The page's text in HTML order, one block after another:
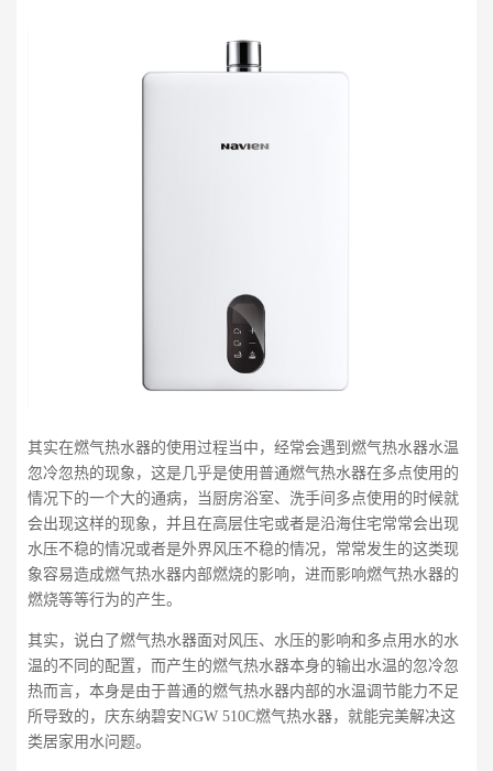
其实在燃气热水器的使用过程当中，经常会遇到燃气热水器水温
忽冷忽热的现象，这是几乎是使用普通燃气热水器在多点使用的
情况下的一个大的通病，当厨房浴室、洗手间多点使用的时候就
会出现这样的现象，并且在高层住宅或者是沿海住宅常常会出现
水压不稳的情况或者是外界风压不稳的情况，常常发生的这类现
象容易造成燃气热水器内部燃烧的影响，进而影响燃气热水器的
燃烧等等行为的产生。
其实，说白了燃气热水器面对风压、水压的影响和多点用水的水
温的不同的配置，而产生的燃气热水器本身的输出水温的忽冷忽
热而言，本身是由于普通的燃气热水器内部的水温调节能力不足
所导致的，庆东纳碧安NGW 510C燃气热水器，就能完美解决这
类居家用水问题。